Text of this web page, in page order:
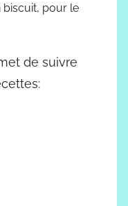
biscuit, pour le
de suivre